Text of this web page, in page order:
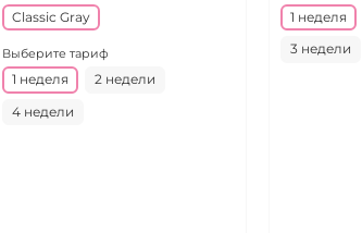
Classic Gray
Выберите тариф
1 неделя
2 недели
4 недели
1 неделя
3 недели